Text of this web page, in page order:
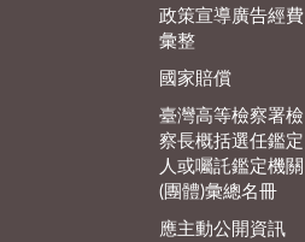
政策宣導廣告經費
彙整
國家賠償
臺灣高等檢察署檢
察長概括選任鑑定
人或囑託鑑定機關
(團體)彙總名冊
應主動公開資訊